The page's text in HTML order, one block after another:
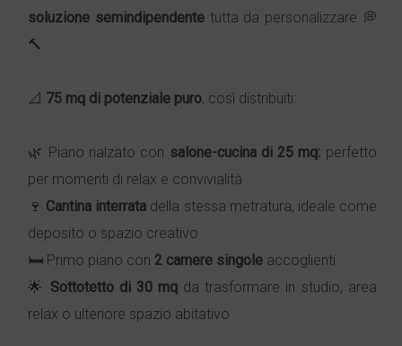
soluzione semindipendentetutta da personalizzare 💭
🔨
📐 75 mq di potenziale puro, così distribuiti:
🌿 Piano rialzato con salone-cucina di 25 mq: perfetto
per momenti di relax e convivialità
🍷 Cantina interrata della stessa metratura, ideale come
deposito o spazio creativo
🛏️ Primo piano con 2 camere singole accoglienti
🌟 Sottotetto di 30 mqda trasformare in studio, area
relax o ulteriore spazio abitativo